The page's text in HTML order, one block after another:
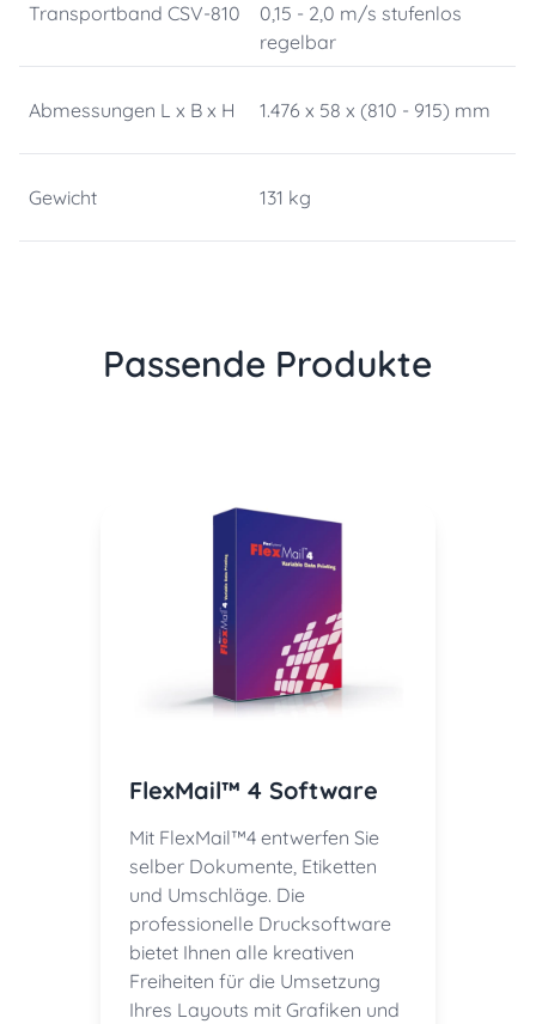
Transportband CSV-810
0,15 - 2,0 m/s stufenlos
regelbar
Abmessungen L x B x H 1.476 x 58 x (810 - 915) mm
Gewicht 131 kg
Passende Produkte
FlexMail™ 4 Software
Mit FlexMail™4 entwerfen Sie
selber Dokumente, Etiketten
und Umschläge. Die
professionelle Drucksoftware
bietet Ihnen alle kreativen
Freiheiten für die Umsetzung
Ihres Layouts mit Grafiken und